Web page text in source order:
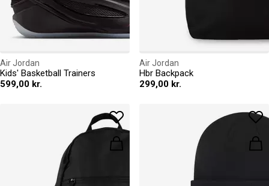
Air Jordan
Kids' Basketball Trainers
599,00 kr.
Air Jordan
Hbr Backpack
299,00 kr.